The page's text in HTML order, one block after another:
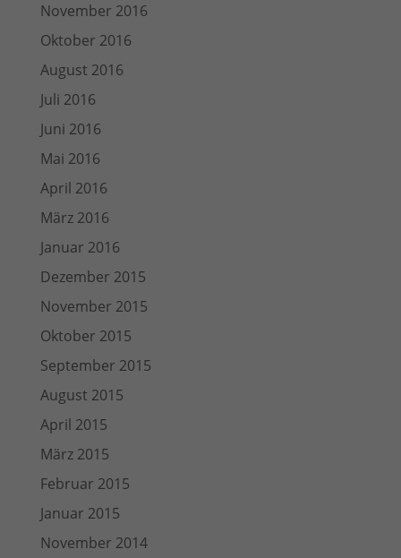
November 2016
Oktober 2016
August 2016
Juli 2016
Juni 2016
Mai 2016
April 2016
März 2016
Januar 2016
Dezember 2015
November 2015
Oktober 2015
September 2015
August 2015
April 2015
März 2015
Februar 2015
Januar 2015
November 2014